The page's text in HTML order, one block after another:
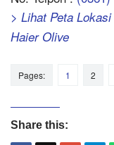
> Lihat Peta
Haier Olive
Pages: 1 2
Share this: